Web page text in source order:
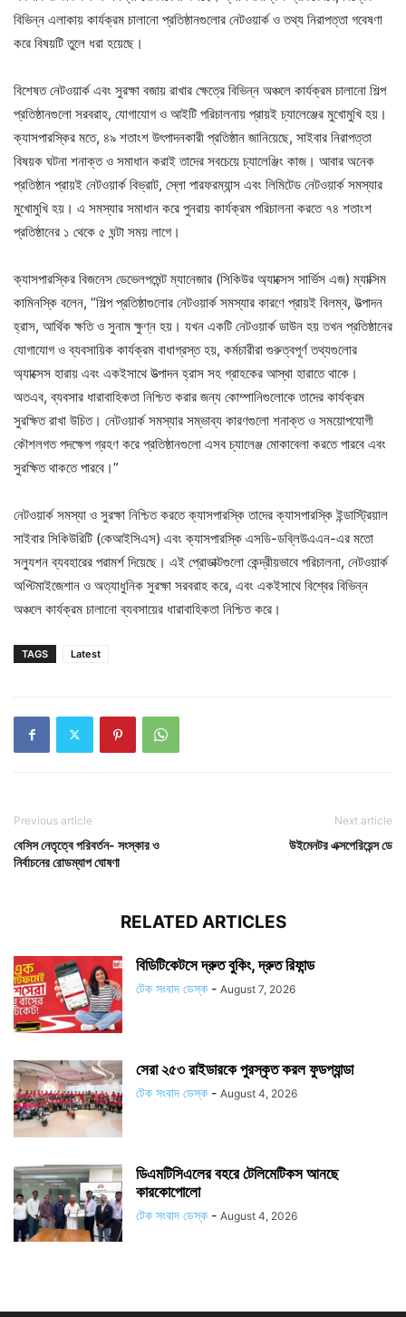
বিভিন্ন এলাকায় কার্যক্রম চালানো প্রতিষ্ঠানগুলোর নেটওয়ার্ক ও তথ্য নিরাপত্তা গবেষণা
করে বিষয়টি তুলে ধরা হয়েছে।
বিশেষত নেটওয়ার্ক এবং সুরক্ষা বজায় রাখার ক্ষেত্রে বিভিন্ন অঞ্চলে কার্যক্রম চালানো শিল্প
প্রতিষ্ঠানগুলো সরবরাহ, যোগাযোগ ও আইটি পরিচালনায় প্রায়ই চ্যালেঞ্জের মুখোমুখি হয়।
ক্যাসপারস্কির মতে, ৪৯ শতাংশ উৎপাদনকারী প্রতিষ্ঠান জানিয়েছে, সাইবার নিরাপত্তা
বিষয়ক ঘটনা শনাক্ত ও সমাধান করাই তাদের সবচেয়ে চ্যালেঞ্জিং কাজ। আবার অনেক
প্রতিষ্ঠান প্রায়ই নেটওয়ার্ক বিভ্রাট, স্লো পারফরম্যান্স এবং লিমিটেড নেটওয়ার্ক সমস্যার
মুখোমুখি হয়। এ সমস্যার সমাধান করে পুনরায় কার্যক্রম পরিচালনা করতে ৭৪ শতাংশ
প্রতিষ্ঠানের ১ থেকে ৫ ঘন্টা সময় লাগে।
ক্যাসপারস্কির বিজনেস ডেভেলপমেন্ট ম্যানেজার (সিকিউর অ্যাক্সেস সার্ভিস এজ) ম্যাক্সিম
কামিনস্কি বলেন, “শিল্প প্রতিষ্ঠাগুলোর নেটওয়ার্ক সমস্যার কারণে প্রায়ই বিলম্ব, উত্পাদন
হ্রাস, আর্থিক ক্ষতি ও সুনাম ক্ষুণ্ন হয়। যখন একটি নেটওয়ার্ক ডাউন হয় তখন প্রতিষ্ঠানের
যোগাযোগ ও ব্যবসায়িক কার্যক্রম বাধাগ্রস্ত হয়, কর্মচারীরা গুরুত্বপূর্ণ তথ্যগুলোর
অ্যাক্সেস হারায় এবং একইসাথে উত্পাদন হ্রাস সহ গ্রাহকের আস্থা হারাতে থাকে।
অতএব, ব্যবসার ধারাবাহিকতা নিশ্চিত করার জন্য কোম্পানিগুলোকে তাদের কার্যক্রম
সুরক্ষিত রাখা উচিত। নেটওয়ার্ক সমস্যার সম্ভাব্য কারণগুলো শনাক্ত ও সময়োপযোগী
কৌশলগত পদক্ষেপ গ্রহণ করে প্রতিষ্ঠানগুলো এসব চ্যালেঞ্জ মোকাবেলা করতে পারবে এবং
সুরক্ষিত থাকতে পারবে।”
নেটওয়ার্ক সমস্যা ও সুরক্ষা নিশ্চিত করতে ক্যাসপারস্কি তাদের ক্যাসপারস্কি ইন্ডাস্ট্রিয়াল
সাইবার সিকিউরিটি (কেআইসিএস) এবং ক্যাসপারস্কি এসডি-ডব্লিউএএন-এর মতো
সল্যুশন ব্যবহারের পরামর্শ দিয়েছে। এই প্রোডাক্টগুলো কেন্দ্রীয়ভাবে পরিচালনা, নেটওয়ার্ক
অপ্টিমাইজেশান ও অত্যাধুনিক সুরক্ষা সরবরাহ করে, এবং একইসাথে বিশ্বের বিভিন্ন
অঞ্চলে কার্যক্রম চালানো ব্যবসায়ের ধারাবাহিকতা নিশ্চিত করে।
TAGS Latest
Previous article
বেসিস নেতৃত্বে পরিবর্তন- সংস্কার ও
নির্বাচনের রোডম্যাপ ঘোষণা
Next article
উইমেনটর এক্সপেরিয়েন্স ডে
RELATED ARTICLES
বিডিটিকেটসে দ্রুত বুকিং, দ্রুত রিফান্ড
টেক সংবাদ ডেস্ক - August 7, 2026
সেরা ২৫৩ রাইডারকে পুরস্কৃত করল ফুডপ্যান্ডা
টেক সংবাদ ডেস্ক - August 4, 2026
ডিএমটিসিএলের বহরে টেলিমেটিকস আনছে
কারকোপোলো
টেক সংবাদ ডেস্ক - August 4, 2026